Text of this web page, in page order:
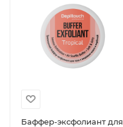
Баффер-эксфолиант для